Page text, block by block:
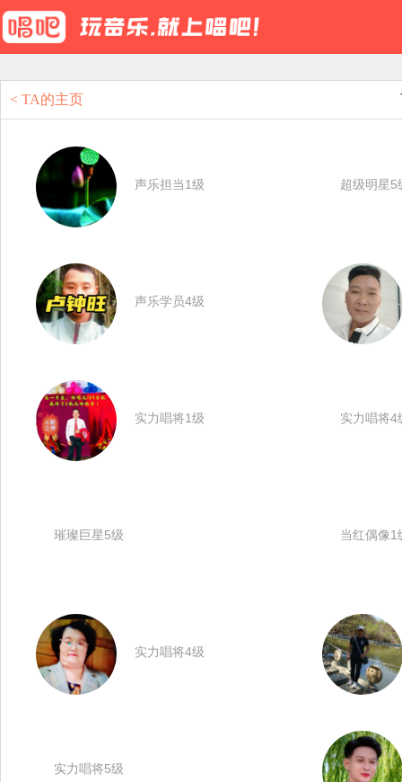
< TA的主页
声乐担当1级 超级明星5
声乐学员4级
实力唱将1级 实力唱将4
璀璨巨星5级 当红偶像1
实力唱将4级
实力唱将5级